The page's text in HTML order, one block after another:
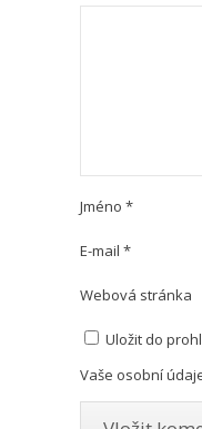
Jméno *
E-mail *
Webová stránka
Uložit do
Vaše osobní